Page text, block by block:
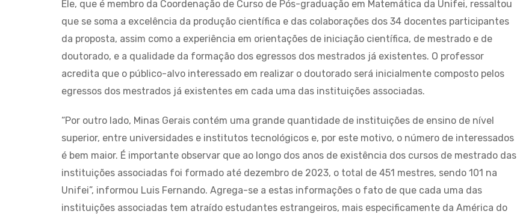
Ele, que é membro da Coordenação de Curso de Pós-graduação em Matemática da Unifei, ressaltou
que se soma a excelência da produção científica e das colaborações dos 34 docentes participantes
da proposta, assim como a experiência em orientações de iniciação científica, de mestrado e de
doutorado, e a qualidade da formação dos egressos dos mestrados já existentes. O professor
acredita que o público-alvo interessado em realizar o doutorado será inicialmente composto pelos
egressos dos mestrados já existentes em cada uma das instituições associadas.
“Por outro lado, Minas Gerais contém uma grande quantidade de instituições de ensino de nível
superior, entre universidades e institutos tecnológicos e, por este motivo, o número de interessados
é bem maior. É importante observar que ao longo dos anos de existência dos cursos de mestrado das
instituições associadas foi formado até dezembro de 2023, o total de 451 mestres, sendo 101 na
Unifei”, informou Luis Fernando. Agrega-se a estas informações o fato de que cada uma das
instituições associadas tem atraído estudantes estrangeiros, mais especificamente da América do